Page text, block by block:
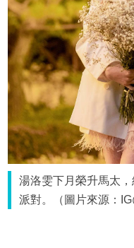
湯洛雯下月榮升馬太
派對。（圖片來源：